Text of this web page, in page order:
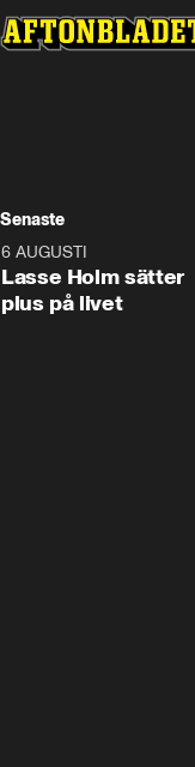
Senaste
6 AUGUSTI
Lasse Holm sätter
plus på livet